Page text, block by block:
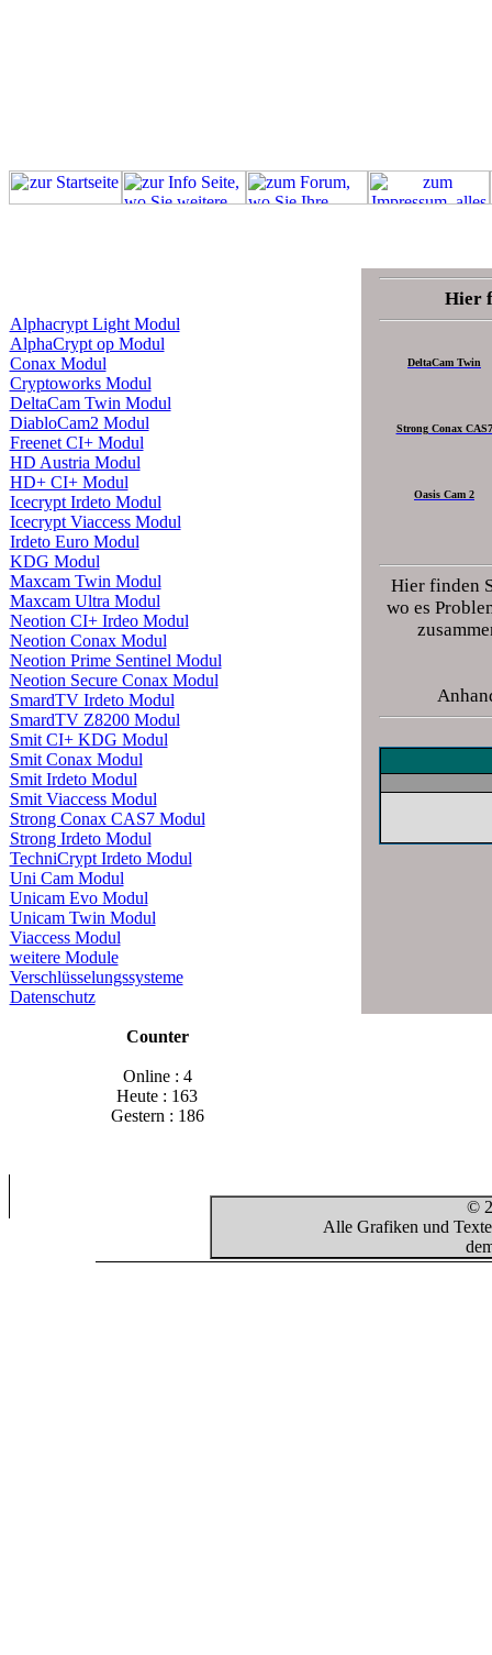
Alphacrypt Light Modul
AlphaCrypt op Modul
Conax Modul
Cryptoworks Modul
DeltaCam Twin Modul
DiabloCam2 Modul
Freenet CI+ Modul
HD Austria Modul
HD+ CI+ Modul
Icecrypt Irdeto Modul
Icecrypt Viaccess Modul
Irdeto Euro Modul
KDG Modul
Maxcam Twin Modul
Maxcam Ultra Modul
Neotion CI+ Irdeo Modul
Neotion Conax Modul
Neotion Prime Sentinel Modul
Neotion Secure Conax Modul
SmardTV Irdeto Modul
SmardTV Z8200 Modul
Smit CI+ KDG Modul
Smit Conax Modul
Smit Irdeto Modul
Smit Viaccess Modul
Strong Conax CAS7 Modul
Strong Irdeto Modul
TechniCrypt Irdeto Modul
Uni Cam Modul
Unicam Evo Modul
Unicam Twin Modul
Viaccess Modul
weitere Module
Verschlüsselungssysteme
Datenschutz
Counter
Online : 4
Heute : 163
Gestern : 186
Hier
DeltaCam Twin
Strong Conax CAS7
Oasis Cam 2
Hier finden
wo es
©
Alle Grafiken und